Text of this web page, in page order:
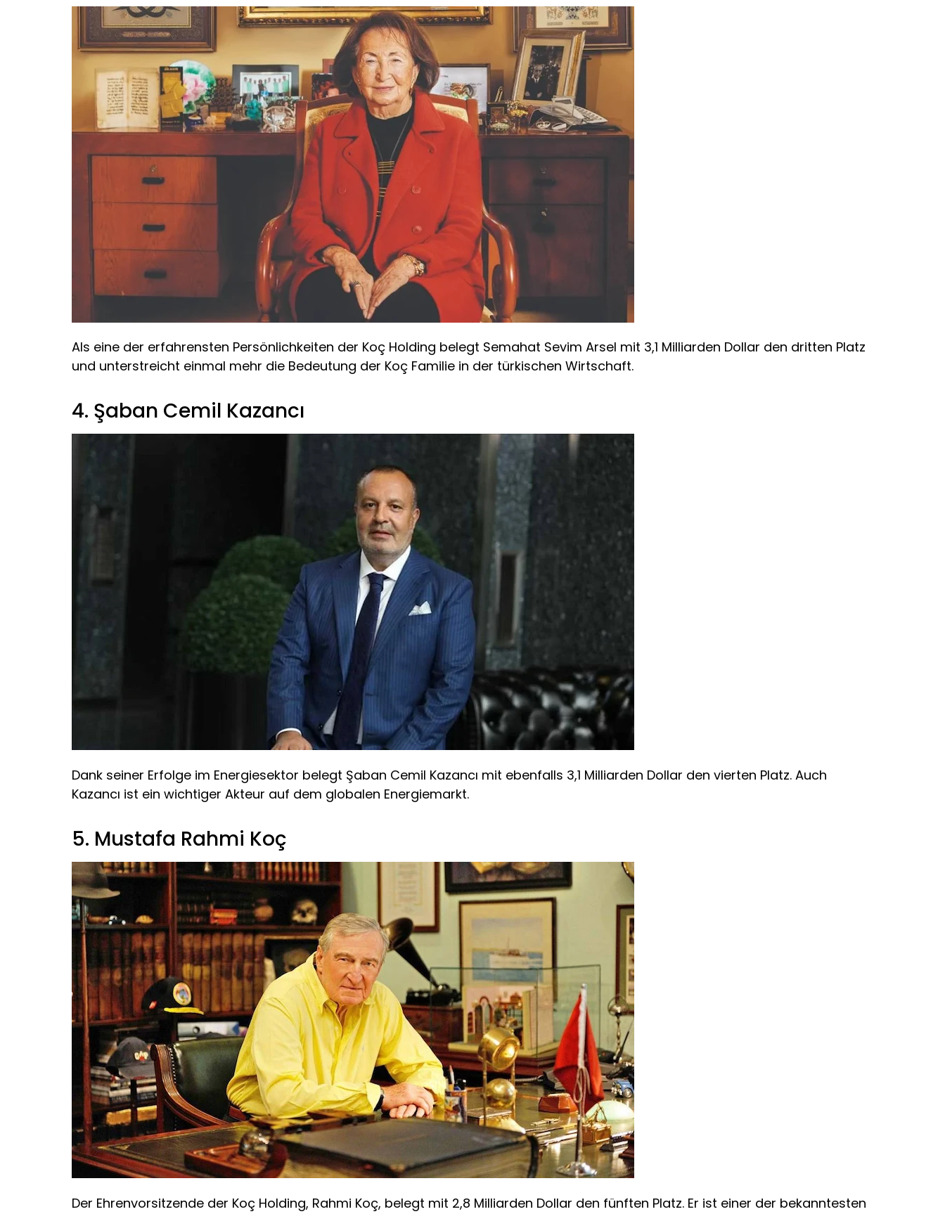
Als eine der erfahrensten Persönlichkeiten der Koç Holding belegt Semahat Sevim Arsel mit 3,1 Milliarden Dollar den dritten Platz
und unterstreicht einmal mehr die Bedeutung der Koç Familie in der türkischen Wirtschaft.
4. Şaban Cemil Kazancı
Dank seiner Erfolge im Energiesektor belegt Şaban Cemil Kazancı mit ebenfalls 3,1 Milliarden Dollar den vierten Platz. Auch
Kazancı ist ein wichtiger Akteur auf dem globalen Energiemarkt.
5. Mustafa Rahmi Koç
Der Ehrenvorsitzende der Koç Holding, Rahmi Koç, belegt mit 2,8 Milliarden Dollar den fünften Platz. Er ist einer der bekanntesten